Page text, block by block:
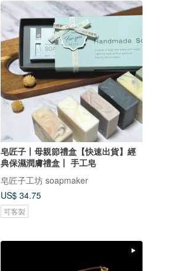
皂匠子丨母親節禮盒【快速出貨】經
典保濕潤膚禮盒丨 手工皂
皂匠子工坊 soapmaker
US$ 34.75
可客製